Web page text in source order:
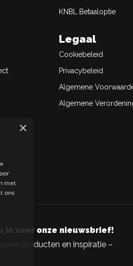
KNBL Betaaloptie
Legaal
Cookiebeleid
Privacybeleid
Algemene
Algemene
in voor onze nieuwsbrief!
producten en inspiratie –
×
met
ons